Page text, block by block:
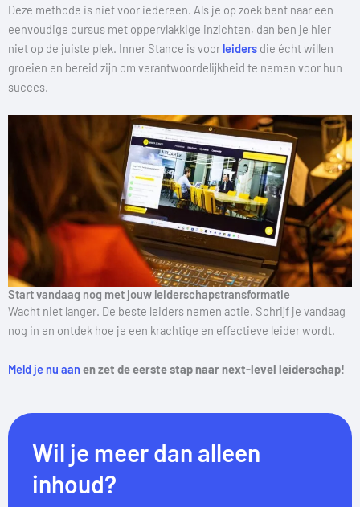
Deze methode is niet voor iedereen. Als je op zoek bent naar een
eenvoudige cursus met oppervlakkige inzichten, dan ben je hier
niet op de juiste plek. Inner Stance is voor leiders die écht willen
groeien en bereid zijn om verantwoordelijkheid te nemen voor hun
succes.
Start vandaag nog met jouw leiderschapstransformatie
Wacht niet langer. De beste leiders nemen actie. Schrijf je vandaag
nog in en ontdek hoe je een krachtige en effectieve leider wordt.
Meld je nu aan en zet de eerste stap naar next-level leiderschap!
Wil je meer dan alleen
inhoud?